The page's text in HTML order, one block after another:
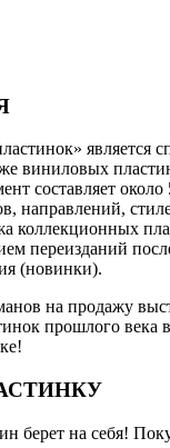
является
виниловых
составляет
направлений,
коллекционных
переизданий
(новинки).
на продажу
прошлого века
на себя!